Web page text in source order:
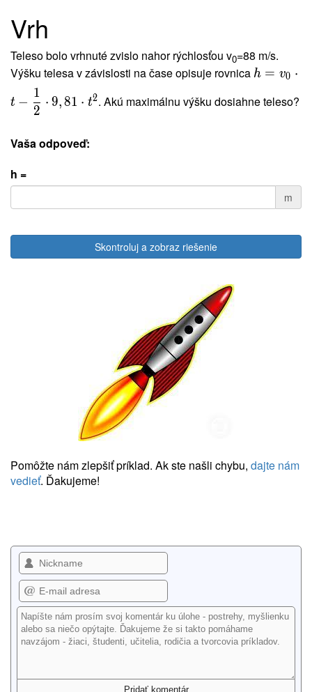
Vrh
Teleso bolo vrhnuté zvislo nahor rýchlosťou v0=88 m/s.
Výšku telesa v závislosti na čase opisuje rovnica h = v0 ⋅
t −
2
1
⋅ 9,81 ⋅ t2. Akú maximálnu výšku dosiahne teleso?
Vaša odpoveď:
h =
m
Skontroluj a zobraz riešenie
Pomôžte nám zlepšiť príklad. Ak ste našli chybu, dajte nám
vedieť. Ďakujeme!